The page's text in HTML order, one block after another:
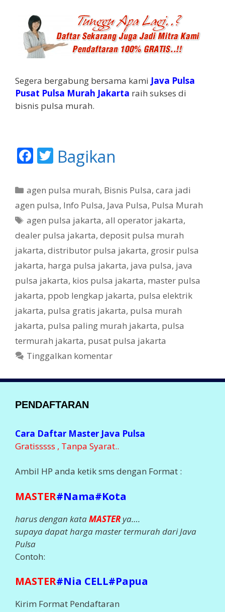
Segera bergabung bersama kami Java Pulsa
Pusat Pulsa Murah Jakarta raih sukses di
bisnis pulsa murah.
F
e
b
o
o
k
T
itt
er
Bagikan
K
a
e
g
o
r
i
agen pulsa murah, Bisnis Pulsa,cara jadi
agen pulsa, Info Pulsa, Java Pulsa, Pulsa Murah
T
a
agen pulsa jakarta,all operator jakarta,
dealer pulsa jakarta, deposit pulsa murah
jakarta, distributor pulsa jakarta, grosir pulsa
jakarta, harga pulsa jakarta, java pulsa, java
pulsa jakarta, kios pulsa jakarta, master pulsa
jakarta, ppob lengkap jakarta, pulsa elektrik
jakarta, pulsa gratis jakarta, pulsa murah
jakarta, pulsa paling murah jakarta, pulsa
termurah jakarta, pusat pulsa jakarta
Tinggalkan komentar
PENDAFTARAN
Cara Daftar Master Java Pulsa
Gratisssss , Tanpa Syarat..
Ambil HP anda ketik sms dengan Format :
MASTER#Nama#Kota
harus dengan kataMASTER ya….
supaya dapat harga master termurah dari Java
Pulsa
Contoh:
MASTER#Nia CELL#Papua
Kirim Format Pendaftaran